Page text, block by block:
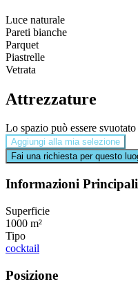
Luce naturale
Pareti bianche
Parquet
Piastrelle
Vetrata
Attrezzature
Lo spazio può essere svuotato
Aggiungi alla mia selezione
Fai una richiesta per questo
Informazioni Principali
Superficie
1000 m²
Tipo
cocktail
Posizione